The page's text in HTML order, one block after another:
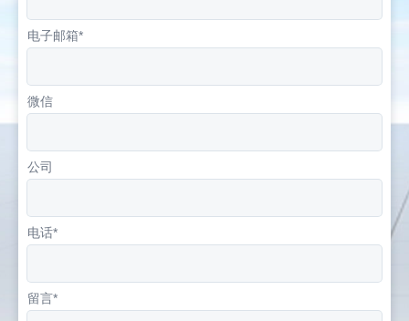
电子邮箱*
微信
公司
电话*
留言*